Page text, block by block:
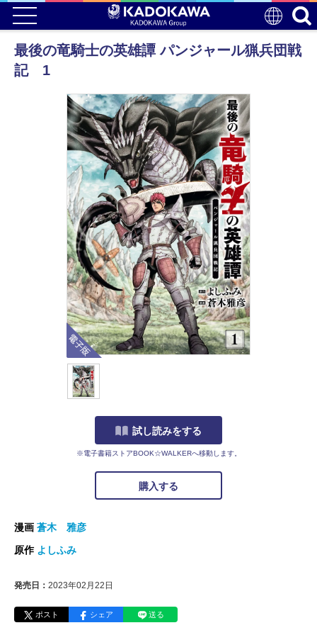
最後の竜騎士の英雄譚 パンジャール猟兵団戦
記 1
電子版
試し読みをする
※電子書籍ストアBOOK☆WALKERへ移動します。
購入する
漫画 蒼木 雅彦
原作 よしふみ
発売日： 2023年02月22日
ポスト シェア 送る